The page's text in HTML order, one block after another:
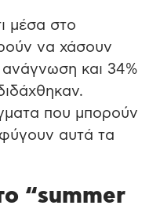
μέσα στο
να χάσουν
και 34%
που μπορούν
αυτά τα
το “summer